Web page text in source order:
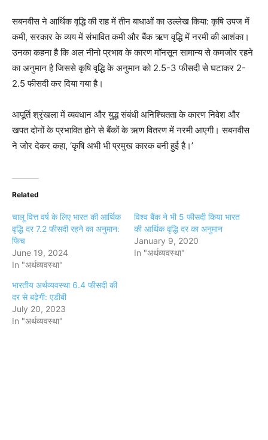
सबनवीस ने आर्थिक वृद्धि की राह में तीन बाधाओं का उल्लेख किया: कृषि उपज में
कमी, सरकार के व्यय में संभावित कमी और बैंक ऋण वृद्धि में नरमी की आशंका।
उनका कहना है कि अल नीनो प्रभाव के कारण मॉनसून सामान्य से कमजोर रहने
का अनुमान है जिससे कृषि वृद्धि के अनुमान को 2.5-3 फीसदी से घटाकर 2-
2.5 फीसदी कर दिया गया है।
आपूर्ति श्रृंखला में व्यवधान और युद्ध संबंधी अनिश्चितता के कारण निवेश और
खपत दोनों के प्रभावित होने से बैंकों के ऋण वितरण में नरमी आएगी। सबनवीस
ने जोर देकर कहा, ‘कृषि अभी भी प्रमुख कारक बनी हुई है।’
Related
चालू वित्त वर्ष के लिए भारत की आर्थिक
वृद्धि दर 7.2 फीसदी रहने का अनुमान:
फिच
June 19, 2024
In "अर्थव्यवस्था"
विश्व बैंक ने भी 5 फीसदी किया भारत
की आर्थिक वृद्धि दर का अनुमान
January 9, 2020
In "अर्थव्यवस्था"
भारतीय अर्थव्यवस्था 6.4 फीसदी की
दर से बढ़ेगी: एडीबी
July 20, 2023
In "अर्थव्यवस्था"